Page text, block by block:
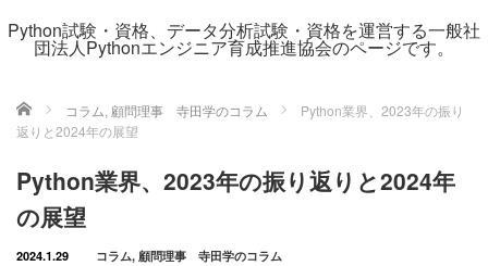
Python試験・資格、データ分析試験・資格を運営する一般社
団法人Pythonエンジニア育成推進協会のページです。
ホーム コラム, 顧問理事 寺田学のコラム
Python業界、2023年の振り
返りと2024年の展望
Python業界、2023年の振り返りと2024年
の展望
2024.1.29 コラム, 顧問理事 寺田学のコラム